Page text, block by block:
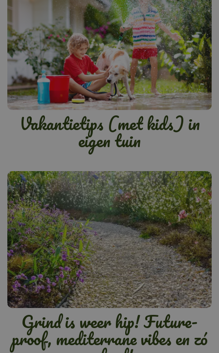
Vakantietips (met kids) in
eigen tuin
Grind is weer hip! Future-
proof, mediterrane vibes en zó